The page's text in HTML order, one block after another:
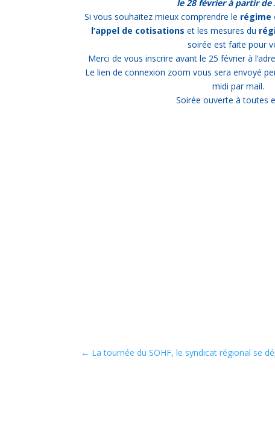
le 28 février à partir de
Si vous souhaitez mieux comprendre le
l’appel de cotisations et les mesures du
soirée est faite pour
Merci de vous inscrire avant le 25 février à
Le lien de connexion zoom vous sera envoyé
midi par mail.
Soirée ouverte à toutes
← La tournée du SOHF, le syndicat régional se